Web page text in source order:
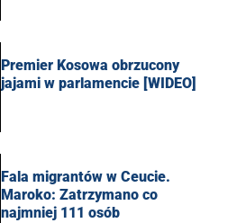
Premier Kosowa obrzucony
jajami w parlamencie [WIDEO]
Fala migrantów w Ceucie.
Maroko: Zatrzymano co
najmniej 111 osób